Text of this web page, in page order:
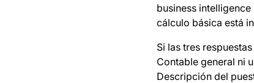
business
cálculo básica está
Si las tres
Contable general ni
Descripción del